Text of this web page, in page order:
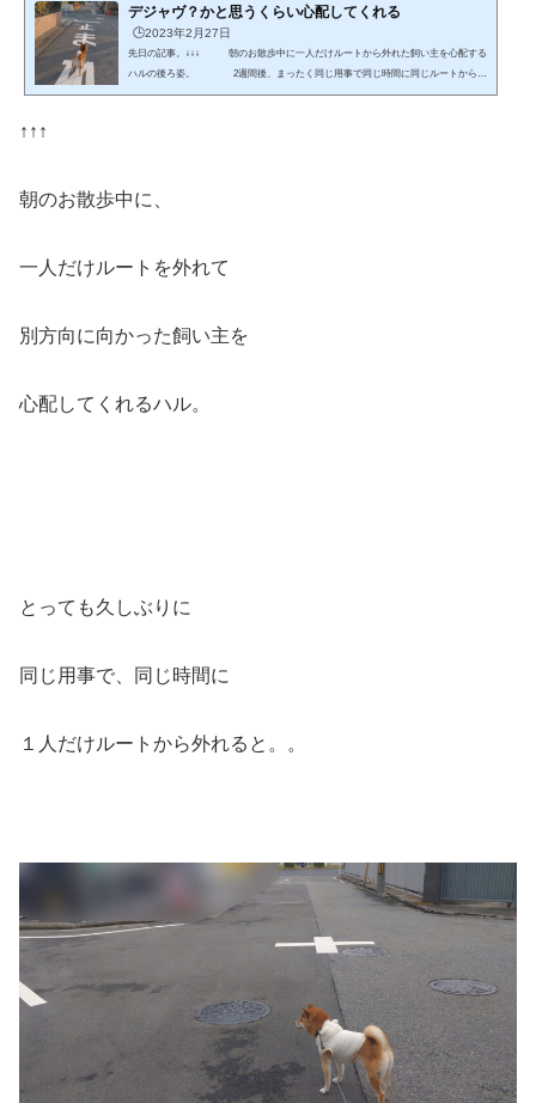
デジャヴ？かと思うくらい心配してくれる
🕒️2023年2月27日
先日の記事。↓↓↓ 朝のお散歩中に一人だけルートから外れた飼い主を心配する
ハルの後ろ姿。 2週間後、まったく同じ用事で同じ時間に同じルートからは
ずれた飼い主に気づいたハル↓↓↓ 「あれ？来てないよ！」と、振り返り。。 動
↑↑↑
朝のお散歩中に、
一人だけルートを外れて
別方向に向かった飼い主を
心配してくれるハル。
とっても久しぶりに
同じ用事で、同じ時間に
１人だけルートから外れると。。